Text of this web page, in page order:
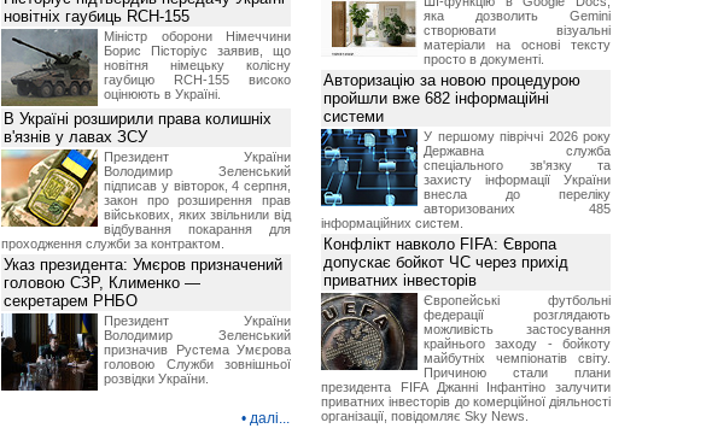
новітніх гаубиць RCH-155
Міністр оборони Німеччини
Борис Пісторіус заявив, що
новітня німецьку колісну
гаубицю RCH-155 високо
оцінюють в Україні.
В Україні розширили права колишніх
в'язнів у лавах ЗСУ
Президент України
Володимир Зеленський
підписав у вівторок, 4 серпня,
закон про розширення прав
військових, яких звільнили від
відбування покарання для
проходження служби за контрактом.
Указ президента: Умєров призначений
головою СЗР, Клименко —
секретарем РНБО
Президент України
Володимир Зеленський
призначив Pустема Умєрова
головою Служби зовнішньої
розвідки України.
• далі...
яка дозволить Gemini
створювати візуальні
матеріали на основі тексту
просто в документі.
Авторизацію за новою процедурою
пройшли вже 682 інформаційні
системи
У першому півріччі 2026 року
Державна служба
спеціального зв'язку та
захисту інформації України
внесла до переліку
авторизованих 485
інформаційних систем.
Конфлікт навколо FIFA: Європа
допускає бойкот ЧС через прихід
приватних інвесторів
Європейські футбольні
федерації розглядають
можливість застосування
крайнього заходу - бойкоту
майбутніх чемпіонатів світу.
Причиною стали плани
президента FIFA Джанні Інфантіно залучити
приватних інвесторів до комерційної діяльності
організації, повідомляє Sky News.